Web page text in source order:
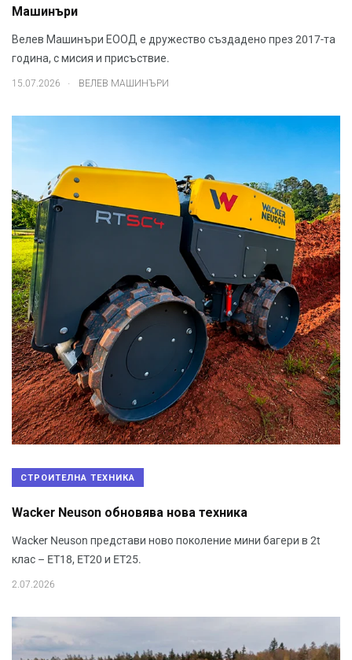
Машинъри
Велев Машинъри ЕООД е дружество създадено през 2017-та
година, с мисия и присъствие.
15.07.2026 . ВЕЛЕВ МАШИНЪРИ
СТРОИТЕЛНА ТЕХНИКА
Wacker Neuson обновява нова техника
Wacker Neuson представи ново поколение мини багери в 2t
клас – ET18, ET20 и ET25.
2.07.2026